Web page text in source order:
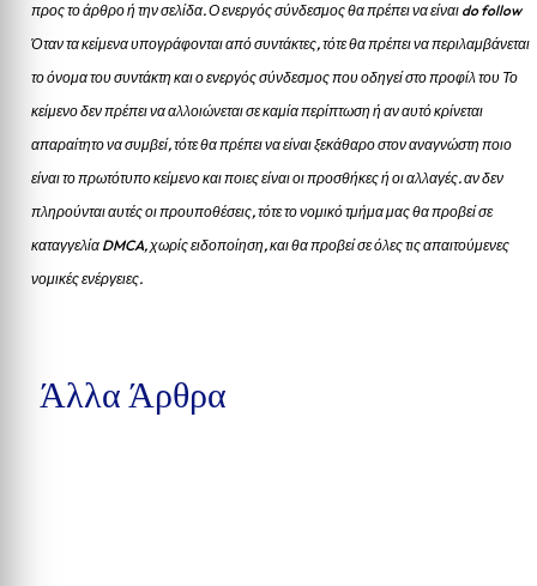
προς το άρθρο ή την σελίδα.Ο ενεργός σύνδεσμος θα πρέπει να είναι do follow
Όταν τα κείμενα υπογράφονται από συντάκτες, τότε θα πρέπει να περιλαμβάνεται
το όνομα του συντάκτη και ο ενεργός σύνδεσμος που οδηγεί στο προφίλ του Το
κείμενο δεν πρέπει να αλλοιώνεται σε καμία περίπτωση ή αν αυτό κρίνεται
απαραίτητο να συμβεί, τότε θα πρέπει να είναι ξεκάθαρο στον αναγνώστη ποιο
είναι το πρωτότυπο κείμενο και ποιες είναι οι προσθήκες ή οι αλλαγές. αν δεν
πληρούνται αυτές οι προυποθέσεις, τότε το νομικό τμήμα μας θα προβεί σε
καταγγελία DMCA, χωρίς ειδοποίηση, και θα προβεί σε όλες τις απαιτούμενες
νομικές ενέργειες.
Άλλα Άρθρα